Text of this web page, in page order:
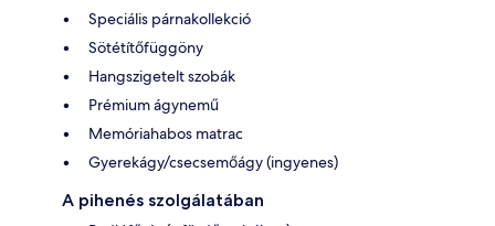
Speciális párnakollekció
Sötétítőfüggöny
Hangszigetelt szobák
Prémium ágynemű
Memóriahabos matrac
Gyerekágy/csecsemőágy (ingyenes)
A pihenés szolgálatában